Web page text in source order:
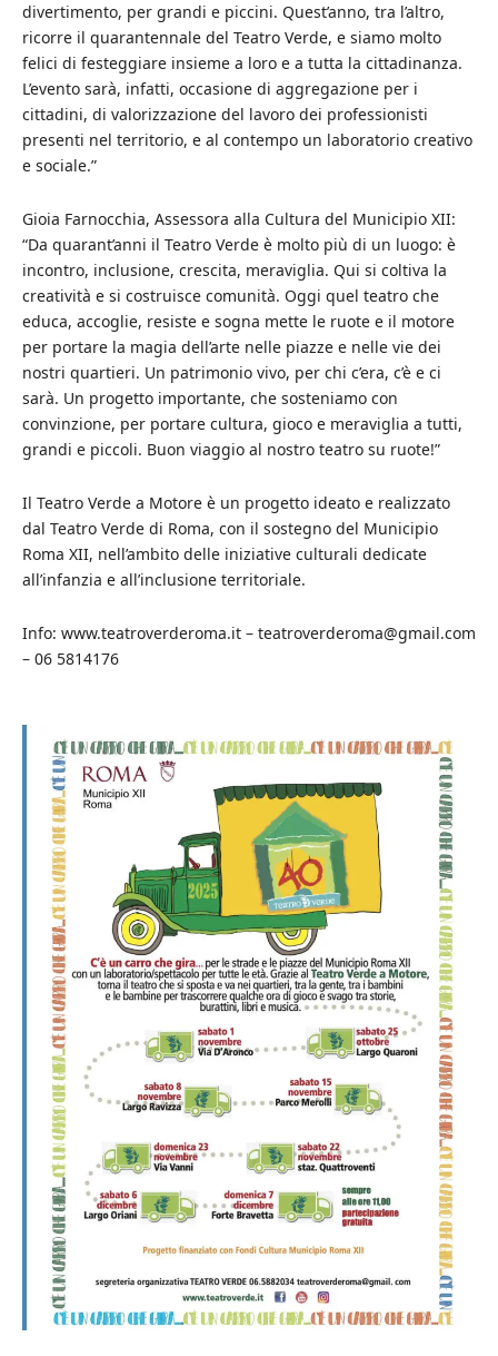
divertimento, per grandi e piccini. Quest’anno, tra l’altro,
ricorre il quarantennale del Teatro Verde, e siamo molto
felici di festeggiare insieme a loro e a tutta la cittadinanza.
L’evento sarà, infatti, occasione di aggregazione per i
cittadini, di valorizzazione del lavoro dei professionisti
presenti nel territorio, e al contempo un laboratorio creativo
e sociale.”
Gioia Farnocchia, Assessora alla Cultura del Municipio XII:
“Da quarant’anni il Teatro Verde è molto più di un luogo: è
incontro, inclusione, crescita, meraviglia. Qui si coltiva la
creatività e si costruisce comunità. Oggi quel teatro che
educa, accoglie, resiste e sogna mette le ruote e il motore
per portare la magia dell’arte nelle piazze e nelle vie dei
nostri quartieri. Un patrimonio vivo, per chi c’era, c’è e ci
sarà. Un progetto importante, che sosteniamo con
convinzione, per portare cultura, gioco e meraviglia a tutti,
grandi e piccoli. Buon viaggio al nostro teatro su ruote!”
Il Teatro Verde a Motore è un progetto ideato e realizzato
dal Teatro Verde di Roma, con il sostegno del Municipio
Roma XII, nell’ambito delle iniziative culturali dedicate
all’infanzia e all’inclusione territoriale.
Info: www.teatroverderoma.it – teatroverderoma@gmail.com
– 06 5814176